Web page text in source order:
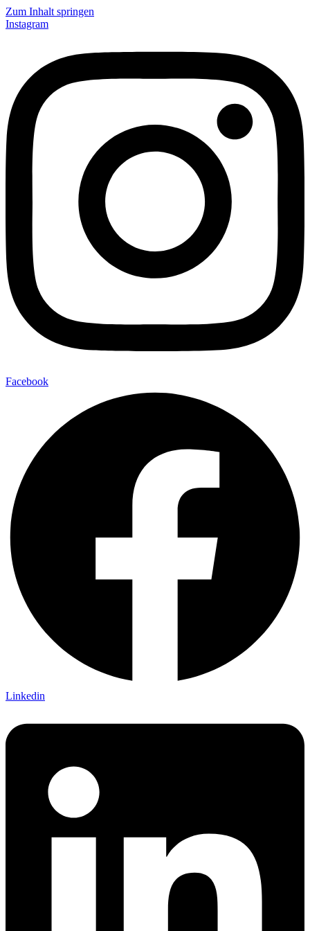
Zum Inhalt springen
Instagram
Facebook
Linkedin